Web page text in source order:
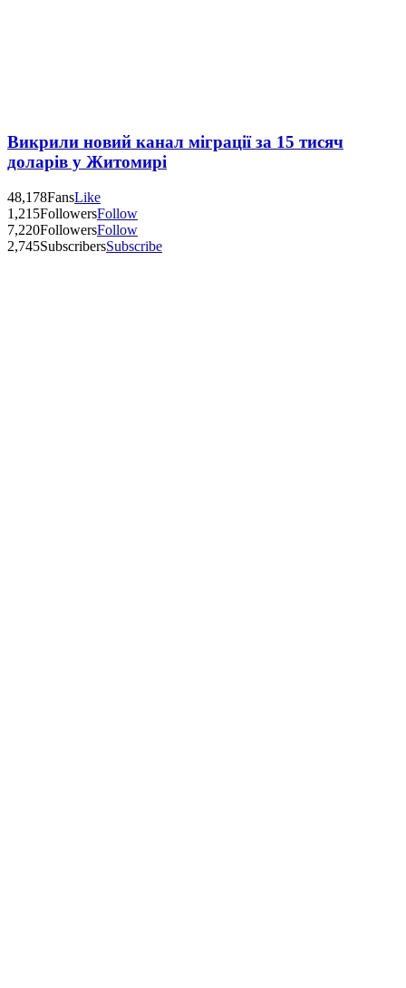
Викрили новий канал міграції за 15 тисяч
доларів у Житомирі
48,178FansLike
1,215FollowersFollow
7,220FollowersFollow
2,745SubscribersSubscribe